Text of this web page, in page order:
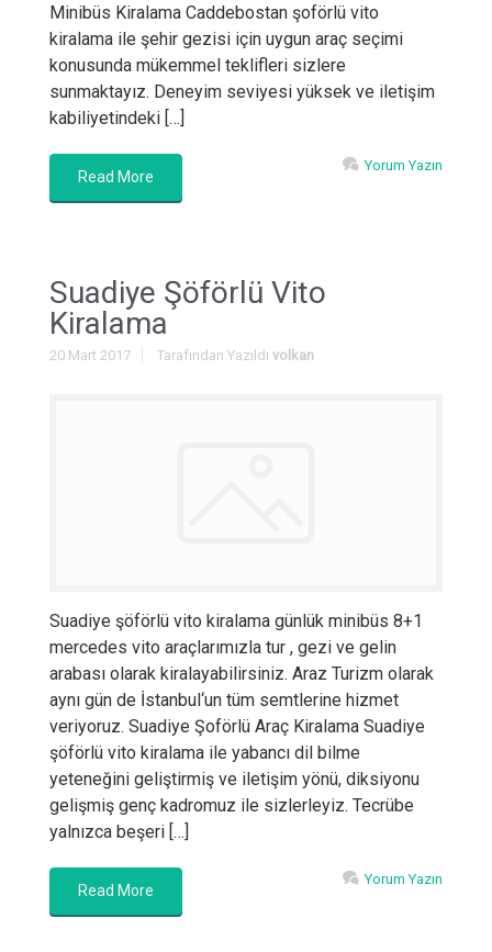
Minibüs Kiralama Caddebostan şoförlü vito
kiralama ile şehir gezisi için uygun araç seçimi
konusunda mükemmel teklifleri sizlere
sunmaktayız. Deneyim seviyesi yüksek ve iletişim
kabiliyetindeki […]
Read More
Yorum Yazın
Suadiye Şöförlü Vito
Kiralama
20 Mart 2017 Tarafından Yazıldı volkan
Suadiye şöförlü vito kiralama günlük minibüs 8+1
mercedes vito araçlarımızla tur , gezi ve gelin
arabası olarak kiralayabilirsiniz. Araz Turizm olarak
aynı gün de İstanbul‘un tüm semtlerine hizmet
veriyoruz. Suadiye Şoförlü Araç Kiralama Suadiye
şöförlü vito kiralama ile yabancı dil bilme
yeteneğini geliştirmiş ve iletişim yönü, diksiyonu
gelişmiş genç kadromuz ile sizlerleyiz. Tecrübe
yalnızca beşeri […]
Read More
Yorum Yazın